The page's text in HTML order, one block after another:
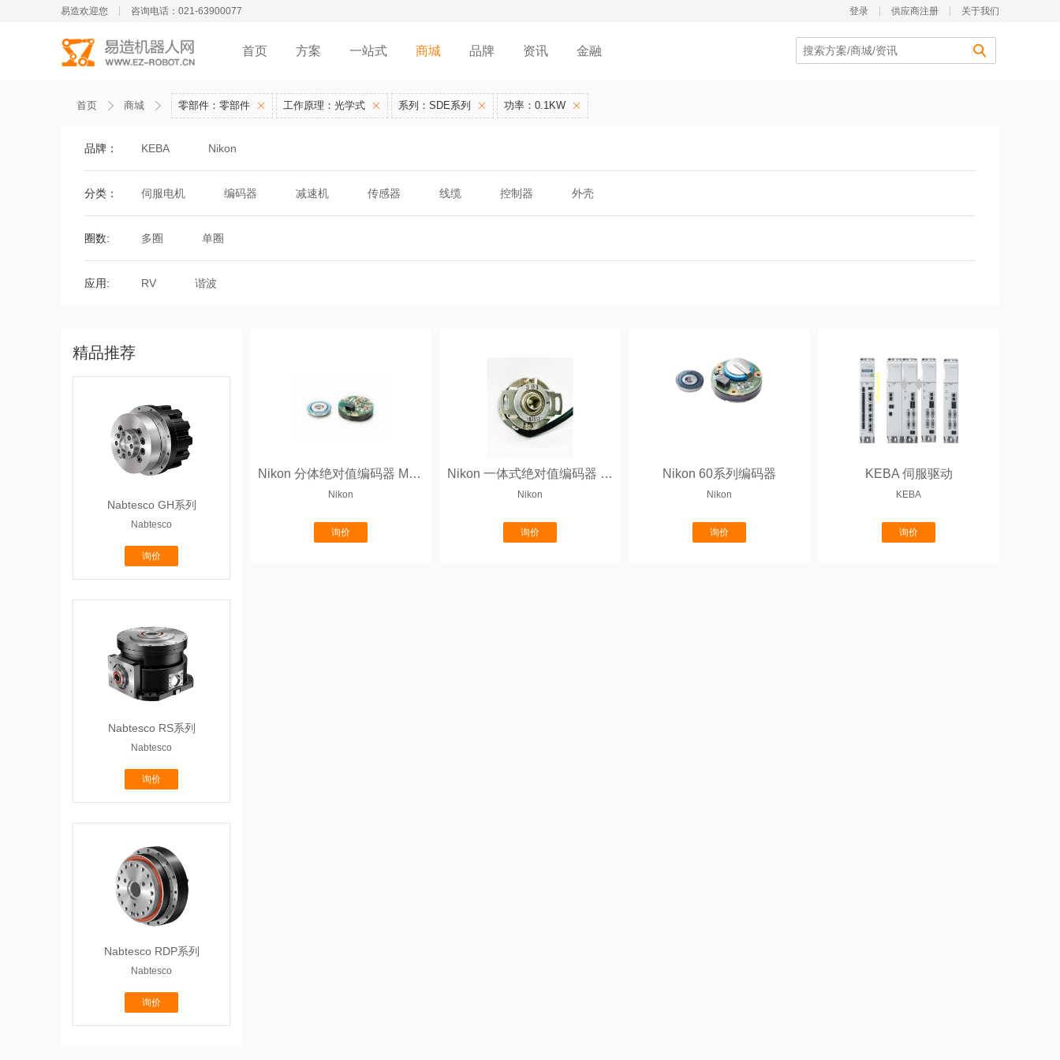
易造欢迎您 咨询电话：021-63900077 关于我们
供应商注册
登录
首页 方案 一站式 商城 品牌 资讯 金融
首页 商城 零部件：零部件 工作原理：光学式 系列：SDE系列 功率：0.1KW
品牌： KEBA Nikon
分类： 伺服电机 编码器 减速机 传感器 线缆 控制器 外壳
圈数: 多圈 单圈
应用: RV 谐波
精品推荐
Nabtesco GH系列
Nabtesco
询价
Nabtesco RS系列
Nabtesco
询价
Nabtesco RDP系列
Nabtesco
询价
Nikon 分体绝对值编码器 M50A系列
Nikon
询价
Nikon 一体式绝对值编码器 H50A系列
Nikon
询价
Nikon 60系列编码器
Nikon
询价
KEBA 伺服驱动
KEBA
询价